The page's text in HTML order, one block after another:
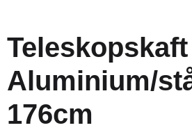
Teleskopskaft
Aluminium/
176cm